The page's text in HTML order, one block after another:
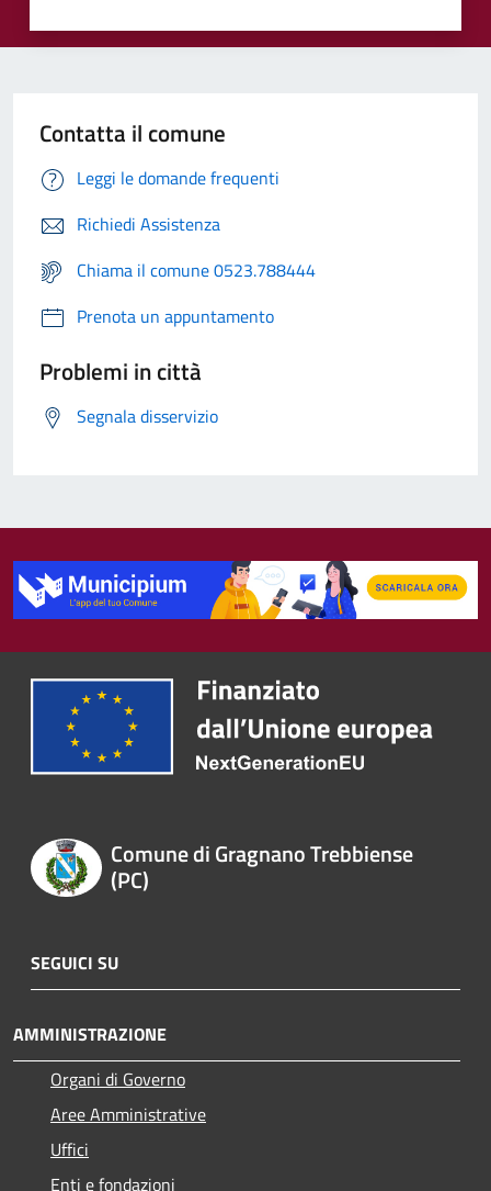
Contatta il comune
Leggi le domande frequenti
Richiedi Assistenza
Chiama il comune 0523.788444
Prenota un appuntamento
Problemi in città
Segnala disservizio
Comune di Gragnano Trebbiense
(PC)
SEGUICI SU
AMMINISTRAZIONE
Organi di Governo
Aree Amministrative
Uffici
Enti e fondazioni